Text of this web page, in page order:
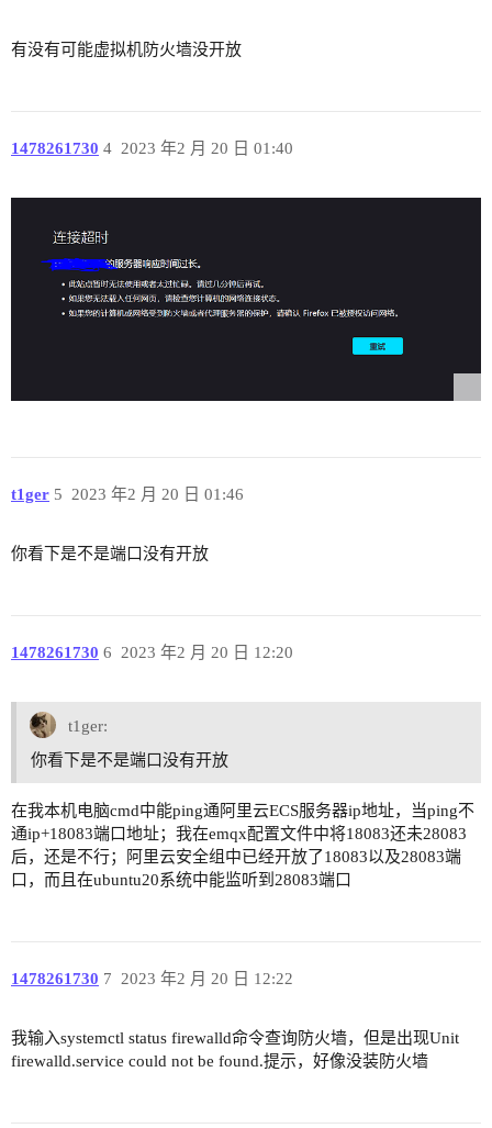
有没有可能虚拟机防火墙没开放
1478261730 2023 年2 月 20 日 01:40
4
t1ger 2023 年2 月 20 日 01:46
5
你看下是不是端口没有开放
1478261730 2023 年2 月 20 日 12:20
6
t1ger:
你看下是不是端口没有开放
在我本机电脑cmd中能ping通阿里云ECS服务器ip地址，当ping不
通ip+18083端口地址；我在emqx配置文件中将18083还未28083
后，还是不行；阿里云安全组中已经开放了18083以及28083端
口，而且在ubuntu20系统中能监听到28083端口
1478261730 2023 年2 月 20 日 12:22
7
我输入systemctl status firewalld命令查询防火墙，但是出现Unit
firewalld.service could not be found.提示，好像没装防火墙